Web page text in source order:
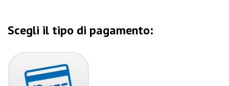
Scegli il tipo di pagamento: